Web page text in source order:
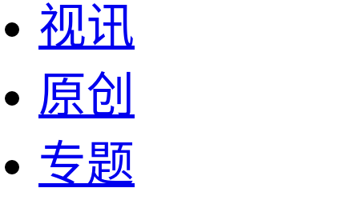
视讯
原创
专题